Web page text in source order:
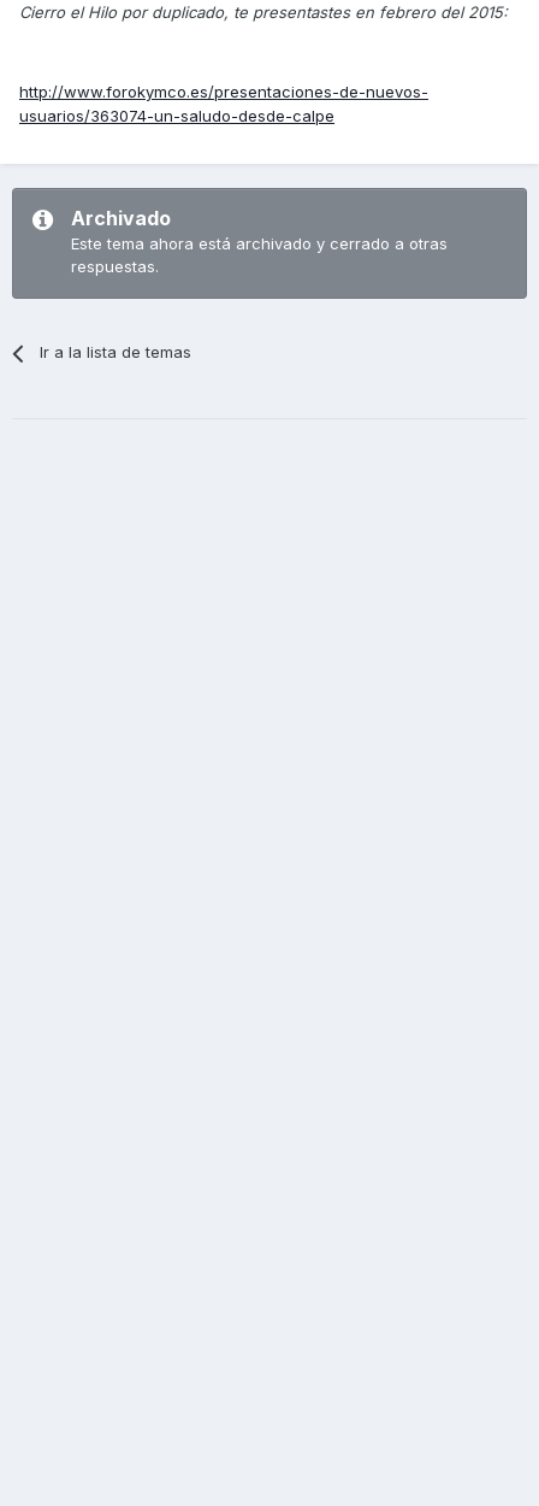
Cierro el Hilo por duplicado, te presentastes en febrero del 2015:
http://www.forokymco.es/presentaciones-de-nuevos-
usuarios/363074-un-saludo-desde-calpe
Archivado
Este tema ahora está archivado y cerrado a otras
respuestas.
Ir a la lista de temas